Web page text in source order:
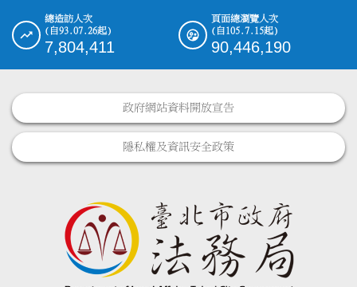
總造訪人次
(自93.07.26起)
7,804,411
頁面總瀏覽人次
(自105.7.15起)
90,446,190
政府網站資料開放宣告
隱私權及資訊安全政策